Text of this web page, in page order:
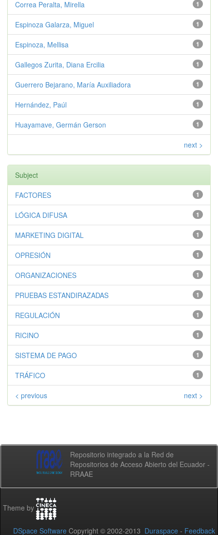
1
Correa Peralta, Mirella
1
Espinoza Galarza, Miguel
1
Espinoza, Mellisa
1
Gallegos Zurita, Diana Ercilia
1
Guerrero Bejarano, María Auxiliadora
1
Hernández, Paúl
1
Huayamave, Germán Gerson
next >
Subject
1
FACTORES
1
LÓGICA DIFUSA
1
MARKETING DIGITAL
1
OPRESIÓN
1
ORGANIZACIONES
1
PRUEBAS ESTANDIRAZADAS
1
REGULACIÓN
1
RICINO
1
SISTEMA DE PAGO
1
TRÁFICO
< previous next >
Repositorio integrado a la Red de
Repositorios de Acceso Abierto del Ecuador -
RRAAE
Theme by
DSpace Software Copyright © 2002-2013 Duraspace - Feedback